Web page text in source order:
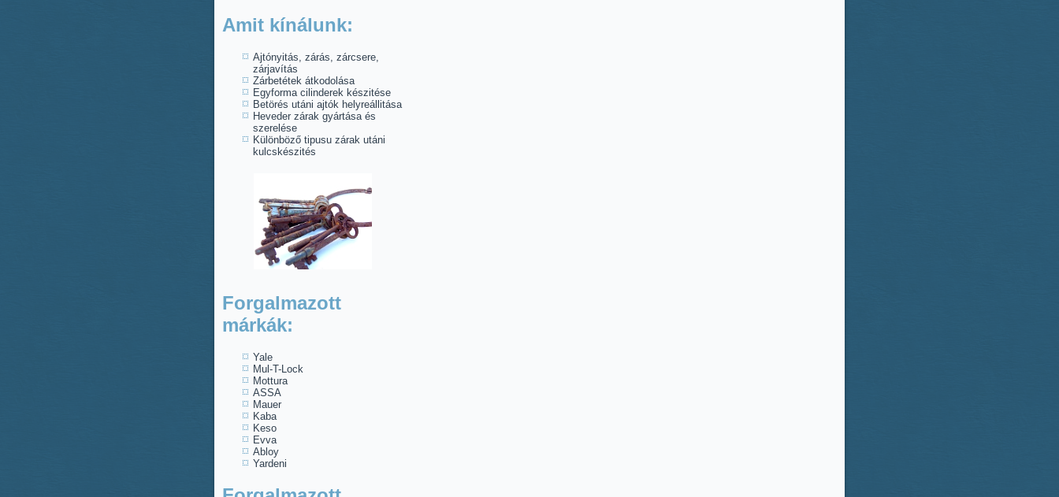
Amit kínálunk:
Ajtónyitás, zárás, zárcsere,
zárjavítás
Zárbetétek átkodolása
Egyforma cilinderek készitése
Betörés utáni ajtók helyreállitása
Heveder zárak gyártása és
szerelése
Különböző tipusu zárak utáni
kulcskészités
Forgalmazott
márkák:
Yale
Mul-T-Lock
Mottura
ASSA
Mauer
Kaba
Keso
Evva
Abloy
Yardeni